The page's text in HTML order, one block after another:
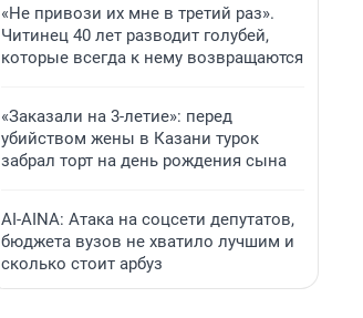
«Не привози их мне в третий раз».
Читинец 40 лет разводит голубей,
которые всегда к нему возвращаются
«Заказали на 3-летие»: перед
убийством жены в Казани турок
забрал торт на день рождения сына
AI-AINA: Атака на соцсети депутатов,
бюджета вузов не хватило лучшим и
сколько стоит арбуз